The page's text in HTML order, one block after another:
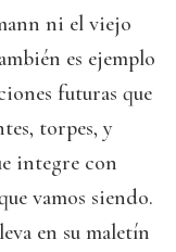
ni el viejo
es ejemplo
futuras que
torpes, y
integre con
vamos siendo.
en su maletín